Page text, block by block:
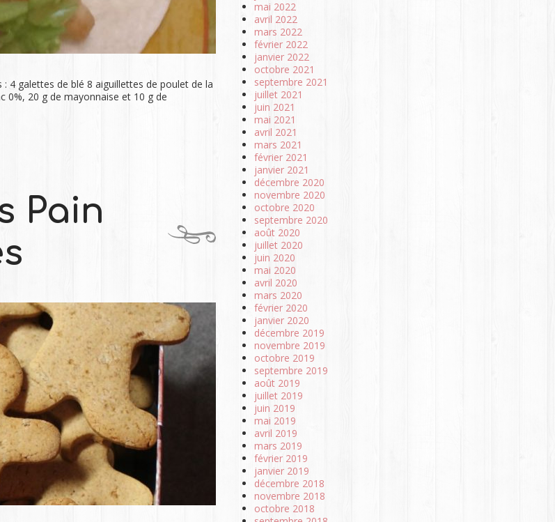
4 galettes de blé 8 aiguillettes de poulet de la
0%, 20 g de mayonnaise et 10 g de
Pain
mai 2022
avril 2022
mars 2022
février 2022
janvier 2022
octobre 2021
septembre 2021
juillet 2021
juin 2021
mai 2021
avril 2021
mars 2021
février 2021
janvier 2021
décembre 2020
novembre 2020
octobre 2020
septembre 2020
août 2020
juillet 2020
juin 2020
mai 2020
avril 2020
mars 2020
février 2020
janvier 2020
décembre 2019
novembre 2019
octobre 2019
septembre 2019
août 2019
juillet 2019
juin 2019
mai 2019
avril 2019
mars 2019
février 2019
janvier 2019
décembre 2018
novembre 2018
octobre 2018